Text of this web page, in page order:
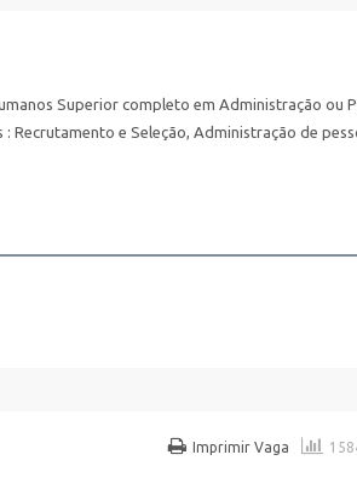
Superior completo em Administração ou
e Seleção, Administração de
Imprimir Vaga